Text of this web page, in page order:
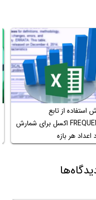
استفاده از تابع
FREQUENCY اکسل برای شمارش
اعداد هر بازه